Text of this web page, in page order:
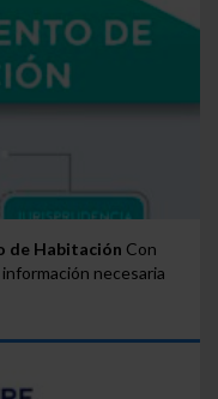
de Habitación Con
necesaria